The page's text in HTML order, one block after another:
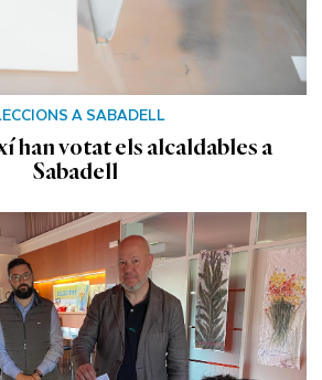
A SABADELL
han votat els alcaldables a
Sabadell